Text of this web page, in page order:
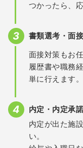
つかったら、
書類選考・面接
面接対策もお
履歴書や職務
単に行えます。
内定・内定承諾
内定が出た施
い。